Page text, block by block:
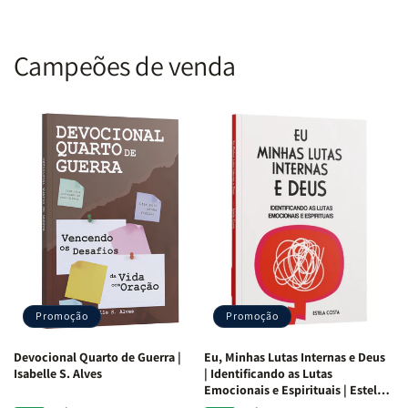
Campeões de venda
Promoção
Devocional Quarto de Guerra |
Isabelle S. Alves
Promoção
Eu, Minhas Lutas Internas e Deus
| Identificando as Lutas
Emocionais e Espirituais | Estela